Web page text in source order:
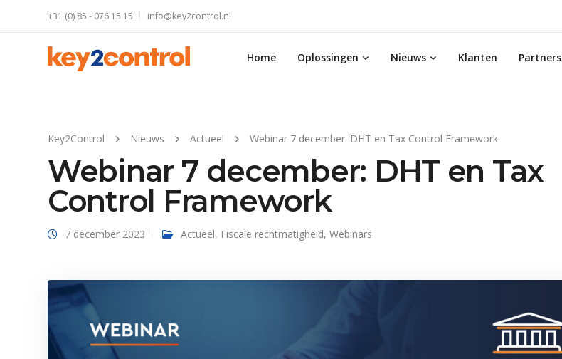
+31 (0) 85 - 076 15 15 info@key2control.nl
Home Oplossingen Nieuws Klanten Partners
Key2Control Nieuws Actueel Webinar 7 december: DHT en Tax Control Framework
Webinar 7 december: DHT en Tax
Control Framework
7 december 2023 Actueel, Fiscale rechtmatigheid, Webinars